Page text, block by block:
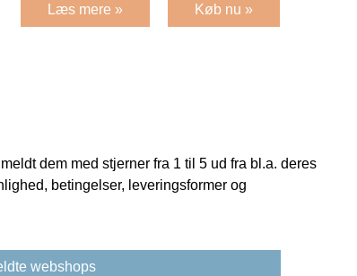
Læs mere » Køb nu »
dem med stjerner fra 1 til 5 ud fra bl.a. deres
betingelser, leveringsformer og
webshops